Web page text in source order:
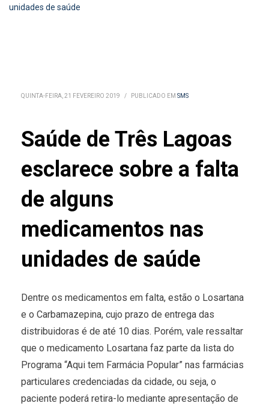
unidades de saúde
QUINTA-FEIRA, 21 FEVEREIRO 2019 / PUBLICADO EM SMS
Saúde de Três Lagoas
esclarece sobre a falta
de alguns
medicamentos nas
unidades de saúde
Dentre os medicamentos em falta, estão o Losartana
e o Carbamazepina, cujo prazo de entrega das
distribuidoras é de até 10 dias. Porém, vale ressaltar
que o medicamento Losartana faz parte da lista do
Programa “Aqui tem Farmácia Popular” nas farmácias
particulares credenciadas da cidade, ou seja, o
paciente poderá retira-lo mediante apresentação de